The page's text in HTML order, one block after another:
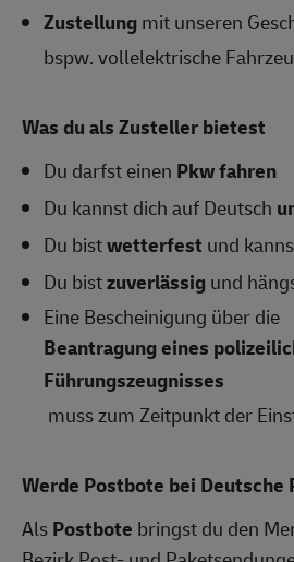
Zustellungmit unseren
bspw. vollelektrische
Was du als Zusteller bietest
Du darfst einen Pkw fahren
Du kannst dich auf Deutsch
Du bistwetterfest und
Du bistzuverlässigund
Eine Bescheinigung über die
Beantragung eines
Führungszeugnisses
muss zum Zeitpunkt der
Werde Postbote bei Deutsche
AlsPostbote bringst du den